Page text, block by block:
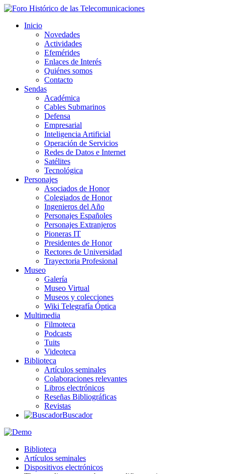
Inicio
Novedades
Actividades
Efemérides
Enlaces de Interés
Quiénes somos
Contacto
Sendas
Académica
Cables Submarinos
Defensa
Empresarial
Inteligencia Artificial
Operación de Servicios
Redes de Datos e Internet
Satélites
Tecnológica
Personajes
Asociados de Honor
Colegiados de Honor
Ingenieros del Año
Personajes Españoles
Personajes Extranjeros
Pioneras IT
Presidentes de Honor
Rectores de Universidad
Trayectoria Profesional
Museo
Galería
Museo Virtual
Museos y colecciones
Wiki Telegrafía Óptica
Multimedia
Filmoteca
Podcasts
Tuits
Videoteca
Biblioteca
Artículos seminales
Colaboraciones relevantes
Libros electrónicos
Reseñas Bibliográficas
Revistas
Buscador
Biblioteca
Artículos seminales
Dispositivos electrónicos